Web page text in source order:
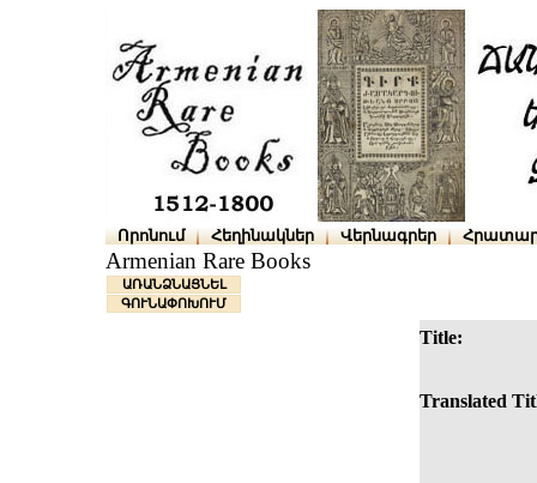
Որոնում Հեղինակներ Վերնագրեր
Armenian Rare Books
ԱՌԱՆՁՆԱՑՆԵԼ
ԳՈՒՆԱՓՈԽՈՒՄ
Title:
Translated